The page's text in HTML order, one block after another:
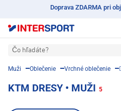
Doprava ZDARMA pri
Čo hľadáte?
Muži Oblečenie Vrchné oblečenie
KTM DRESY • MUŽI 5